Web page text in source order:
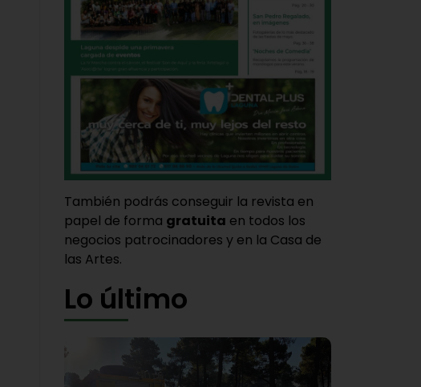
También podrás conseguir la revista en
papel de forma gratuita en todos los
negocios patrocinadores y en la Casa de
las Artes.
Lo último